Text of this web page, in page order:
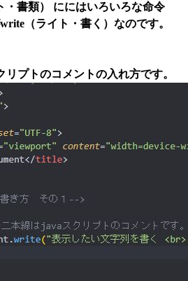
・書類） ににはいろいろな命令
（ライト・書く）なのです。
プトのコメントの入れ方です。